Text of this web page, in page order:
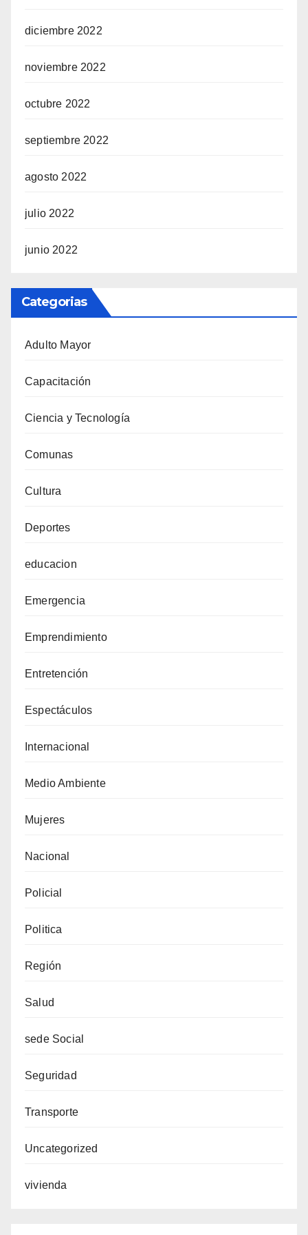
diciembre 2022
noviembre 2022
octubre 2022
septiembre 2022
agosto 2022
julio 2022
junio 2022
Categorias
Adulto Mayor
Capacitación
Ciencia y Tecnología
Comunas
Cultura
Deportes
educacion
Emergencia
Emprendimiento
Entretención
Espectáculos
Internacional
Medio Ambiente
Mujeres
Nacional
Policial
Politica
Región
Salud
sede Social
Seguridad
Transporte
Uncategorized
vivienda